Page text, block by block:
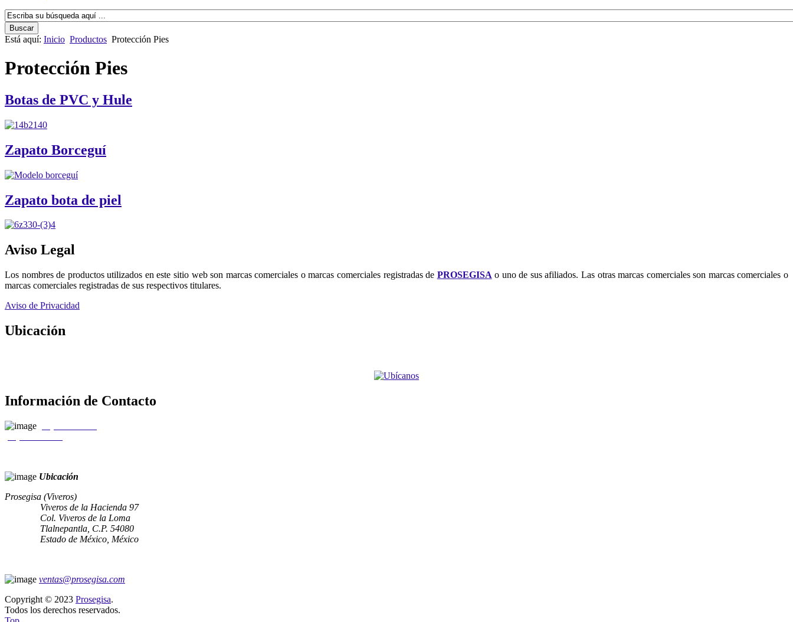
Está aquí: Inicio Productos Protección Pies
Protección Pies
Botas de PVC y Hule
Zapato Borceguí
Zapato bota de piel
Aviso Legal
Los nombres de productos utilizados en este sitio web son marcas comerciales o marcas comerciales registradas de PROSEGISA o uno de sus afiliados. Las otras marcas comerciales son marcas comerciales o
marcas comerciales registradas de sus respectivos titulares.
Aviso de Privacidad
Ubicación
Información de Contacto
Ubicación
Prosegisa (Viveros)
Viveros de la Hacienda 97
Col. Viveros de la Loma
Tlalnepantla, C.P. 54080
Estado de México, México
ventas@prosegisa.com
Copyright © 2023 Prosegisa.
Todos los derechos reservados.